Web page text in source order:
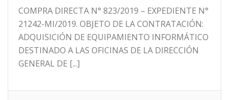
COMPRA DIRECTA N° 823/2019 – EXPEDIENTE N°
21242-MI/2019. OBJETO DE LA CONTRATACIÓN:
ADQUISICIÓN DE EQUIPAMIENTO INFORMÁTICO
DESTINADO A LAS OFICINAS DE LA DIRECCIÓN
GENERAL DE [...]